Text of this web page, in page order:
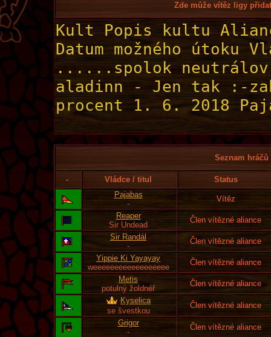
Zde může vítěz ligy
Seznam
- Vládce / titul
Status
Pajabas
-
Vítěz
Reaper
Sir Undead
Člen vítězné aliance
Sir Randál
-
Člen vítězné aliance
Yippie Ki Yayayay
weeeeeeeeeeeeeeeeee
Člen vítězné aliance
Metis
potulný žoldnéř
Člen vítězné aliance
Kyselica
se švestkou
Člen vítězné aliance
Grigor
-
Člen vítězné aliance